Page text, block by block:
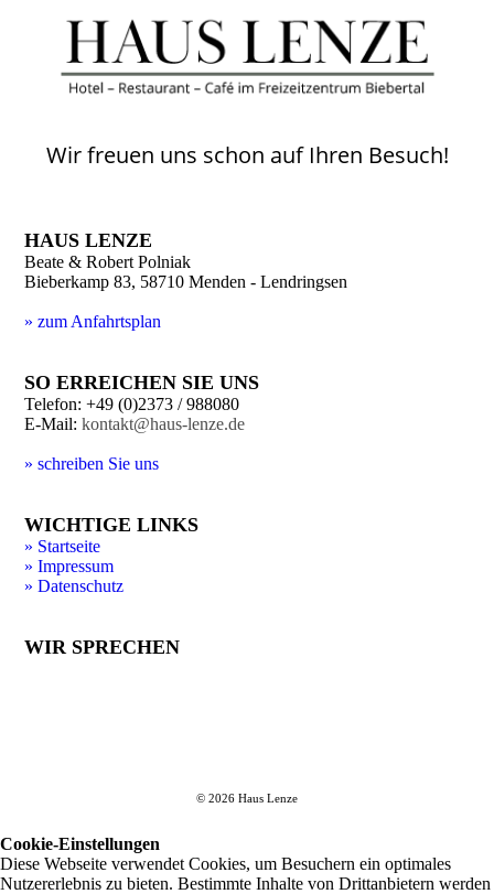
Wir freuen uns schon auf Ihren Besuch!
HAUS LENZE
Beate & Robert Polniak
Bieberkamp 83, 58710 Menden - Lendringsen
» zum Anfahrtsplan
SO ERREICHEN SIE UNS
Telefon: +49 (0)2373 / 988080
E-Mail:kontakt@haus-lenze.de
» schreiben Sie uns
WICHTIGE LINKS
» Startseite
» Impressum
» Datenschutz
WIR SPRECHEN
© 2026 Haus Lenze
Cookie-Einstellungen
Diese Webseite verwendet Cookies, um Besuchern ein optimales
Nutzererlebnis zu bieten. Bestimmte Inhalte von Drittanbietern werden